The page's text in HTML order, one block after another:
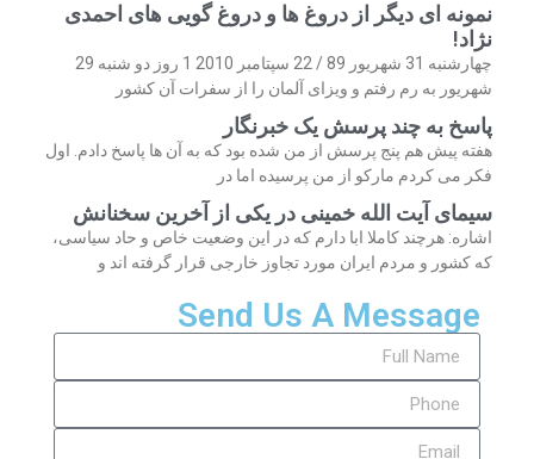
نمونه ای دیگر از دروغ ها و دروغ گویی های احمدی
نژاد!
چهارشنبه 31 شهریور 89 / 22 سپتامبر 2010 1 روز دو شنبه 29
شهریور به رم رفتم و ویزای آلمان را از سفرات آن کشور
پاسخ به چند پرسش یک خبرنگار
هفته پیش هم پنج پرسش از من شده بود که به آن ها پاسخ دادم. اول
فکر می کردم مارکو از من پرسیده اما در
سیمای آیت الله خمینی در یکی از آخرین سخنانش
اشاره: هرچند کاملا ابا دارم که در این وضعیت خاص و حاد سیاسی،
که کشور و مردم ایران مورد تجاوز خارجی قرار گرفته اند و
Send Us A Message